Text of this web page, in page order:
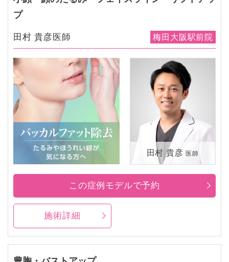
プ
田村 貴彦医師 梅田大阪駅前院
田村 貴彦 医師
施術詳細
この症例モデルで予約